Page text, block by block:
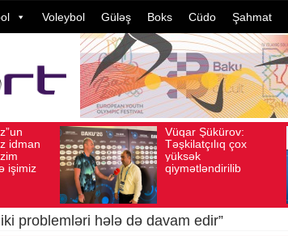
Voleybol Güləş Boks Cüdo Şahmat
Vüqar Şükürov:
Təşkilatçılıq çox
yüksək
qiymətləndirilib
Baxış sayı: 106
Avqust 05, 2026
problemləri hələ də davam edir”